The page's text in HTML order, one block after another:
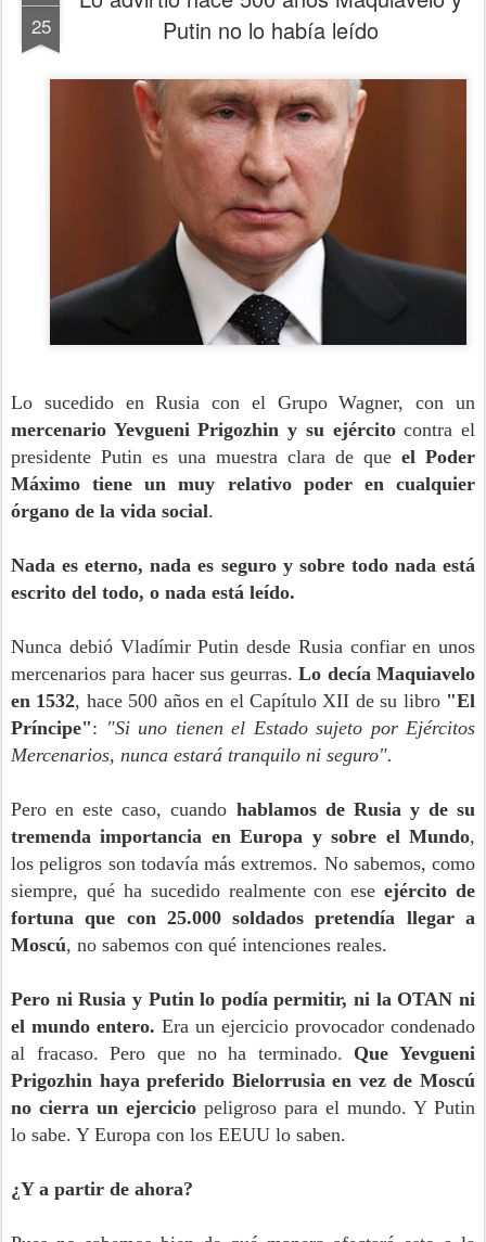
25
Putin no lo había leído
Lo sucedido en Rusia con el Grupo Wagner, con un
mercenario Yevgueni Prigozhin y su ejércitocontra el
presidente Putin es una muestra clara de que el Poder
Máximo tiene un muy relativo poder en cualquier
órgano de la vida social.
Nada es eterno, nada es seguro y sobre todo nada está
escrito del todo, o nada está leído.
Nunca debió Vladímir Putin desde Rusia confiar en unos
mercenarios para hacer sus geurras.Lo decía Maquiavelo
en 1532, hace 500 años en el Capítulo XII de su libro "El
Príncipe": "Si uno tienen el Estado sujeto por Ejércitos
Mercenarios, nunca estará tranquilo ni seguro".
Pero en este caso, cuando hablamos de Rusia y de su
tremenda importancia en Europa y sobre el Mundo,
los peligros son todavía más extremos. No sabemos, como
siempre, qué ha sucedido realmente con eseejército de
fortuna que con 25.000 soldados pretendía llegar a
Moscú, no sabemos con qué intenciones reales.
Pero ni Rusia y Putin lo podía permitir, ni la OTAN ni
el mundo entero. Era un ejercicio provocador condenado
al fracaso. Pero que no ha terminado. Que Yevgueni
Prigozhin haya preferido Bielorrusia en vez de Moscú
no cierra un ejercicio peligroso para el mundo. Y Putin
lo sabe. Y Europa con los EEUU lo saben.
¿Y a partir de ahora?